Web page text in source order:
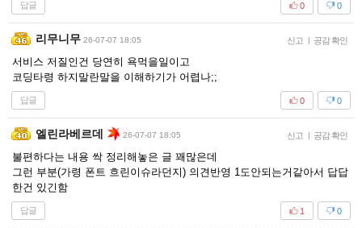
답글 0
0
리무니무 26-07-07 18:05 신고 | 공감 확인
서비스 저질인건 당연히 욕먹을일이고
코딩타령 하지말란말을 이해하기가 어렵나;;
답글 0
0
엘린라베르데 26-07-07 18:05 신고 | 공감 확인
불편하다는 내용 싹 정리해놓은 글 꽤많은데
그런 부분(가령 폰트 흐린이슈라던지) 의견반영 1도안되는거같아서 답답
한건 있긴함
답글 0
1